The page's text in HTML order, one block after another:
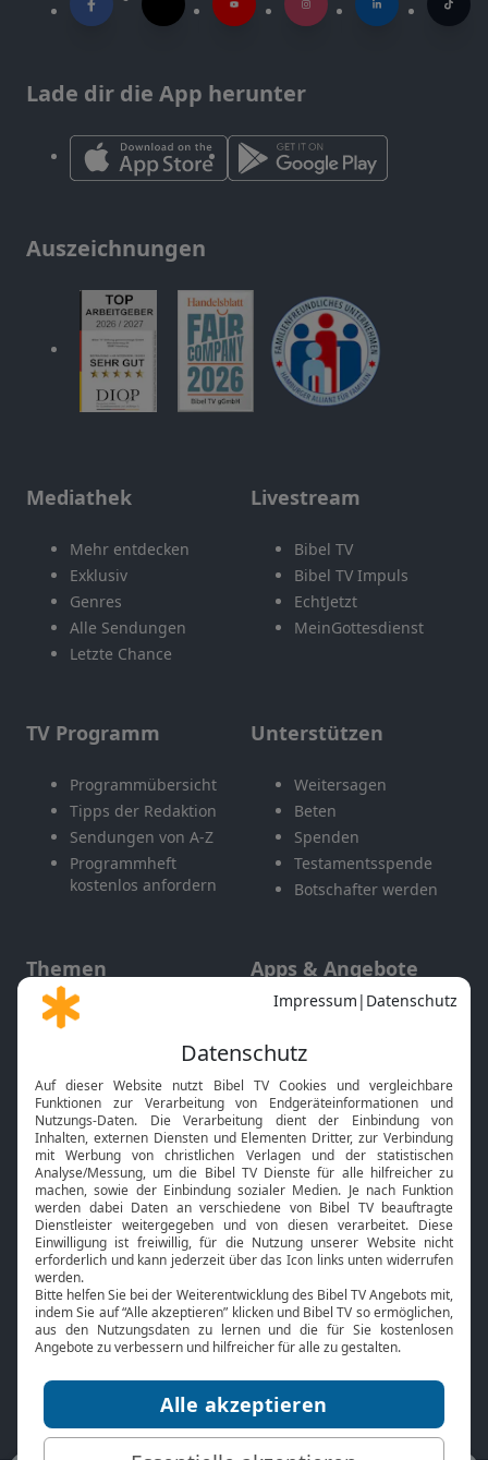
Lade dir die App herunter
Auszeichnungen
Mediathek
Mehr entdecken
Exklusiv
Genres
Alle Sendungen
Letzte Chance
Livestream
Bibel TV
Bibel TV Impuls
EchtJetzt
MeinGottesdienst
TV Programm
Programmübersicht
Tipps der Redaktion
Sendungen von A-Z
Programmheft
kostenlos anfordern
Unterstützen
Weitersagen
Beten
Spenden
Testamentsspende
Botschafter werden
Themen
Gott und Bibel erklärt
Neuigkeiten
Apps & Angebote
Mobile App
Smart TV
HbbTV
Bibelthek Online-Bibel
Nächster Gottesdienst
Bibel TV
Über uns
Jobs
Mediadaten
Service
Kontakt
TV-Empfang